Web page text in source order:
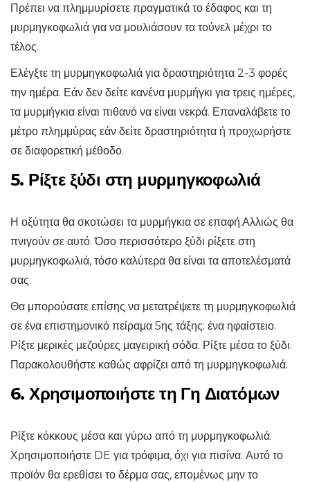
Πρέπει να πλημμυρίσετε πραγματικά το έδαφος και τη
μυρμηγκοφωλιά για να μουλιάσουν τα τούνελ μέχρι το
τέλος.
Ελέγξτε τη μυρμηγκοφωλιά για δραστηριότητα 2-3 φορές
την ημέρα. Εάν δεν δείτε κανένα μυρμήγκι για τρεις ημέρες,
τα μυρμήγκια είναι πιθανό να είναι νεκρά. Επαναλάβετε το
μέτρο πλημμύρας εάν δείτε δραστηριότητα ή προχωρήστε
σε διαφορετική μέθοδο.
5. Ρίξτε ξύδι στη μυρμηγκοφωλιά
Η οξύτητα θα σκοτώσει τα μυρμήγκια σε επαφή.Αλλιώς θα
πνιγούν σε αυτό. Όσο περισσότερο ξύδι ρίξετε στη
μυρμηγκοφωλιά, τόσο καλύτερα θα είναι τα αποτελέσματά
σας.
Θα μπορούσατε επίσης να μετατρέψετε τη μυρμηγκοφωλιά
σε ένα επιστημονικό πείραμα 5ης τάξης: ένα ηφαίστειο.
Ρίξτε μερικές μεζούρες μαγειρική σόδα. Ρίξτε μέσα το ξύδι.
Παρακολουθήστε καθώς αφρίζει από τη μυρμηγκοφωλιά.
6. Χρησιμοποιήστε τη Γη Διατόμων
Ρίξτε κόκκους μέσα και γύρω από τη μυρμηγκοφωλιά.
Χρησιμοποιήστε DE για τρόφιμα, όχι για πισίνα. Αυτό το
προϊόν θα ερεθίσει το δέρμα σας, επομένως μην το